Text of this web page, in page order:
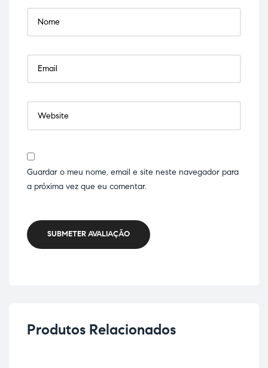
Guardar o meu nome, email e site neste navegador para
a próxima vez que eu comentar.
SUBMETER AVALIAÇÃO
Produtos Relacionados